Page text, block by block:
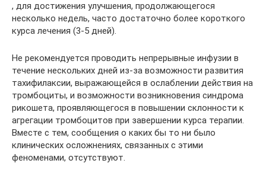
, для достижения улучшения, продолжающегося
несколько недель, часто достаточно более короткого
курса лечения (3-5 дней).
Не рекомендуется проводить непрерывные инфузии в
течение нескольких дней из-за возможности развития
тахифилаксии, выражающейся в ослаблении действия на
тромбоциты, и возможности возникновения синдрома
рикошета, проявляющегося в повышении склонности к
агрегации тромбоцитов при завершении курса терапии.
Вместе с тем, сообщения о каких бы то ни было
клинических осложнениях, связанных с этими
феноменами, отсутствуют.